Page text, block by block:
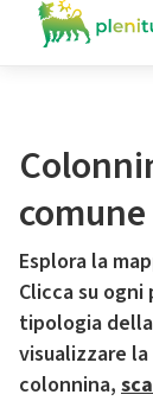
Esplora la
Clicca su
tipologia della
visualizzare
colonnina,